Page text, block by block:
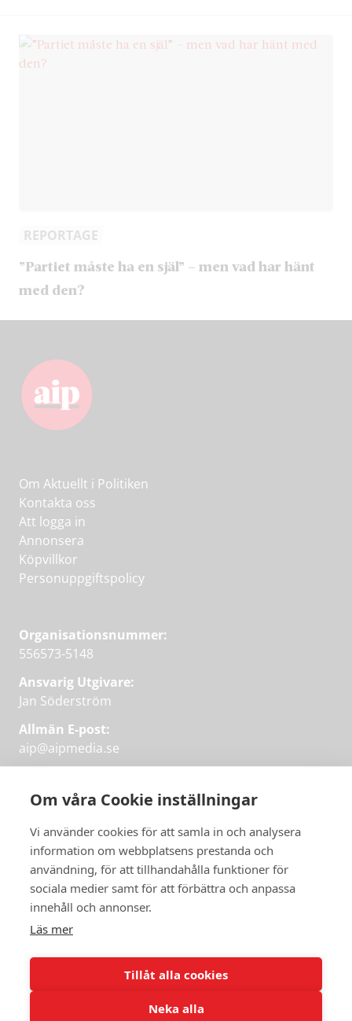
Om våra Cookie inställningar
Vi använder cookies för att samla in och analysera
information om webbplatsens prestanda och
användning, för att tillhandahålla funktioner för
sociala medier samt för att förbättra och anpassa
innehåll och annonser.
Läs mer
Tillåt alla cookies
Neka alla
Få veckans bästa
artiklar i mejlen
varje vecka om våra mest intressanta
REPORTAGE
”Partiet måste ha en själ” – men vad har hänt
med den?
Om Aktuellt i Politiken
Kontakta oss
Att logga in
Annonsera
Köpvillkor
Personuppgiftspolicy
Organisationsnummer:
556573-5148
Ansvarig Utgivare:
Jan Söderström
Allmän E-post:
aip@aipmedia.se
aip@flowyinfo.seeller 08-1210 60 40.
Instagram
LinkedIn
Twitter
Facebook
Få veckans bästa
artiklar på mejlen
PRENUMERERA